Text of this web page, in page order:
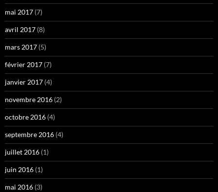
mai 2017 (7)
avril 2017 (8)
mars 2017 (5)
février 2017 (7)
janvier 2017 (4)
novembre 2016 (2)
octobre 2016 (4)
septembre 2016 (4)
juillet 2016 (1)
juin 2016 (1)
mai 2016 (3)